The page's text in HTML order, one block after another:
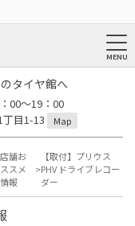
タイヤ館へ
00～19：00
目1-13
Map
店舗お
ススメ
情報
【取付】プリウス
PHV ドライブレコー
ダー